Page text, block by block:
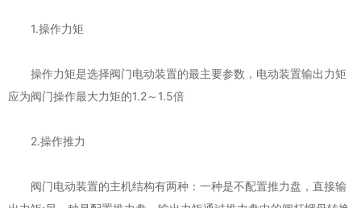
1.操作力矩
操作力矩是选择阀门电动装置的最主要参数，电动装置输出力矩
应为阀门操作最大力矩的1.2～1.5倍
2.操作推力
阀门电动装置的主机结构有两种：一种是不配置推力盘，直接输